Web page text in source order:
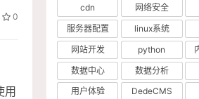
0
用
cdn
网络安全
服务器配置
linux系统
网站开发
python
数据中心
数据分析
用户体验
DedeCMS